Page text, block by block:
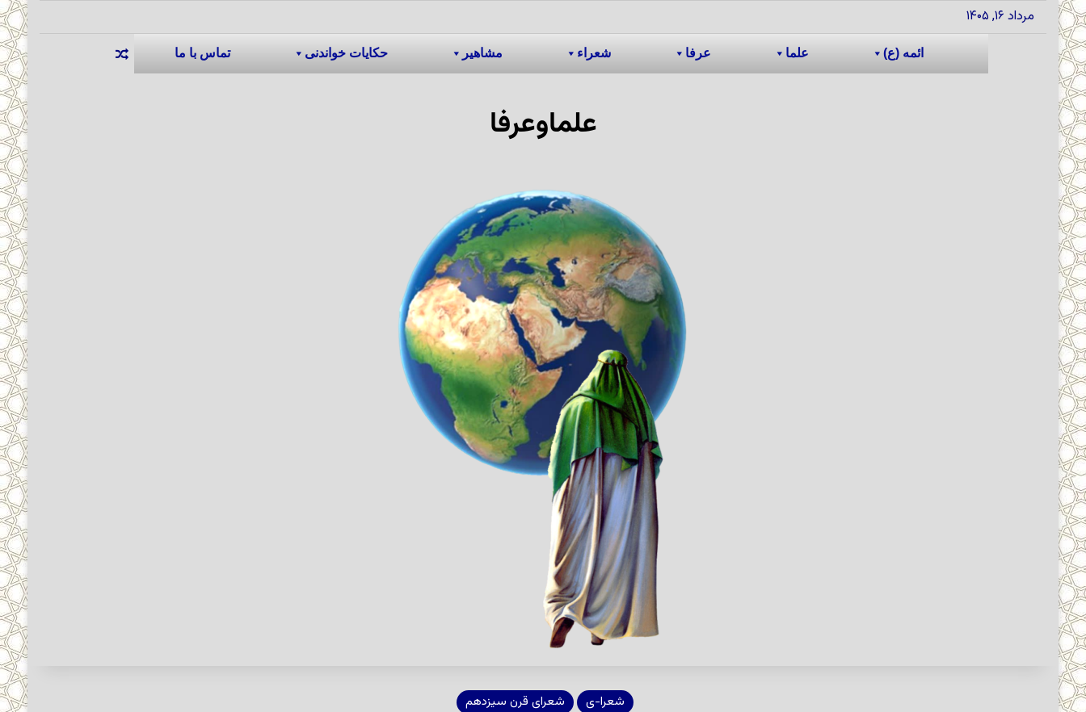
مرداد ۱۶, ۱۴۰۵
ائمه (ع) علما عرفا شعراء مشاهیر حکایات خواندنی تماس با ما نوشته تصادفی
علماوعرفا
شعرا-ی شعرای قرن سیزدهم